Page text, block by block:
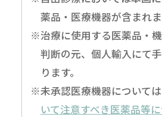
薬品・医療機器が含まれま
※治療に使用する医薬品・
判断の元、個人輸入にて
ります。
※未承認医療機器について
いて注意すべき医薬品等